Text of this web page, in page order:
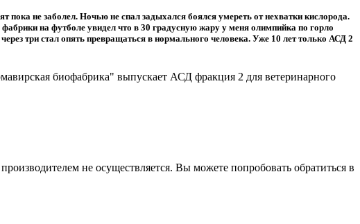
не заболел. Ночью не спал задыхался боялся умереть от нехватки кислорода.
на футболе увидел что в 30 градусную жару у меня олимпийка по горло
три стал опять превращаться в нормального человека. Уже 10 лет только АСД 2
биофабрика" выпускает АСД фракция 2 для ветеринарного
не осуществляется. Вы можете попробовать обратиться в